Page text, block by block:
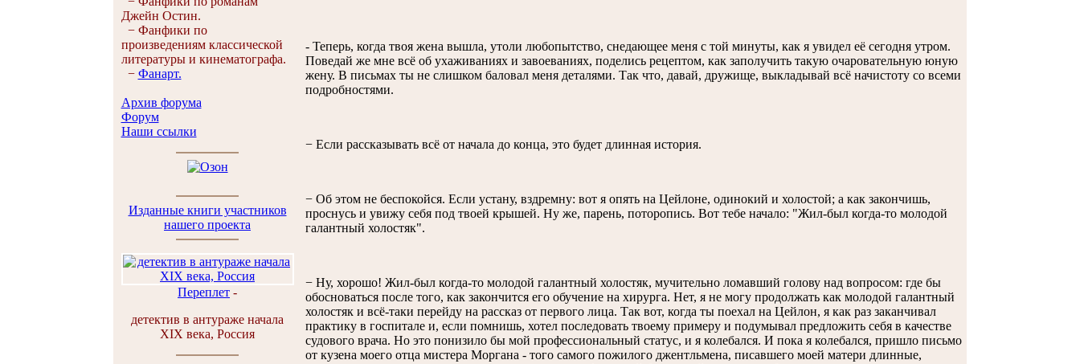
Джейн Остин.
− Фанфики по
произведениям классической
литературы и кинематографа.
− Фанарт.
Архив форума
Форум
Наши ссылки
Изданные книги участников
нашего проекта
Переплет -
детектив в антураже начала
XIX века, Россия
- Теперь, когда твоя жена вышла, утоли любопытство, снедающее меня с той минуты, как я увидел её сегодня утром.
Поведай же мне всё об ухаживаниях и завоеваниях, поделись рецептом, как заполучить такую очаровательную юную
жену. В письмах ты не слишком баловал меня деталями. Так что, давай, дружище, выкладывай всё начистоту со всеми
подробностями.
− Если рассказывать всё от начала до конца, это будет длинная история.
− Об этом не беспокойся. Если устану, вздремну: вот я опять на Цейлоне, одинокий и холостой; а как закончишь,
проснусь и увижу себя под твоей крышей. Ну же, парень, поторопись. Вот тебе начало: "Жил-был когда-то молодой
галантный холостяк".
− Ну, хорошо! Жил-был когда-то молодой галантный холостяк, мучительно ломавший голову над вопросом: где бы
обосноваться после того, как закончится его обучение на хирурга. Нет, я не могу продолжать как молодой галантный
холостяк и всё-таки перейду на рассказ от первого лица. Так вот, когда ты поехал на Цейлон, я как раз заканчивал
практику в госпитале и, если помнишь, хотел последовать твоему примеру и подумывал предложить себя в качестве
судового врача. Но это понизило бы мой профессиональный статус, и я колебался. И пока я колебался, пришло письмо
от кузена моего отца мистера Моргана - того самого пожилого джентльмена, писавшего моей матери длинные,